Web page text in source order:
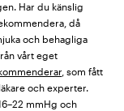
Har du känslig
då
och behagliga
vårt eget
, som fått
och experter.
mmHg och